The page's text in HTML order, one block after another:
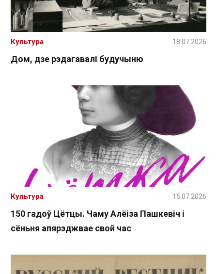
Дом, дзе рэдагавалі будучыню
Культура 18.07.2026
150 гадоў Цётцы. Чаму Алёіза Пашкевіч і
сёньня апярэджвае свой час
Культура 15.07.2026